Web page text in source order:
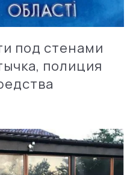
под стенами
полиция